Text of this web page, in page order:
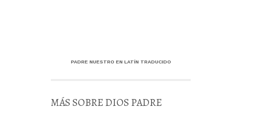
PADRE NUESTRO EN LATÍN TRADUCIDO
MÁS SOBRE DIOS PADRE